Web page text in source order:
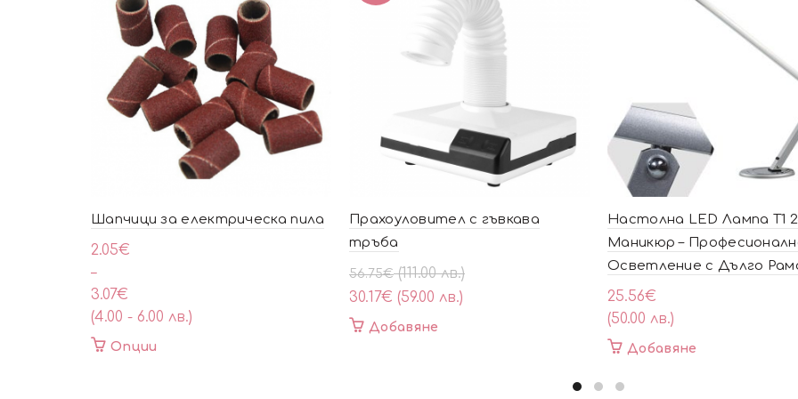
Шапчици за електрическа пила
2.05€
–
3.07€
Price
range:
2.05€
through
3.07€
(4.00 - 6.00 лв.)
Опции
Прахоуловител с гъвкава
тръба
56.75€ (111.00 лв.)
Original
price
was:
56.75€
30.17€ (59.00 лв.)
Текущата
цена
е:
30.17€
Добавяне
Настолна LED Лампа T1
Маникюр –
Осветление с Дълго
25.56€
(50.00 лв.)
Добавяне